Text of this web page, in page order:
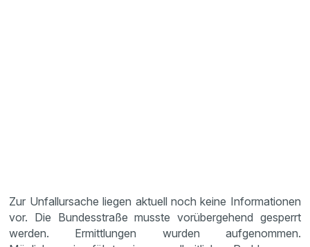
Zur Unfallursache liegen aktuell noch keine Informationen
vor. Die Bundesstraße musste vorübergehend gesperrt
werden. Ermittlungen wurden aufgenommen.